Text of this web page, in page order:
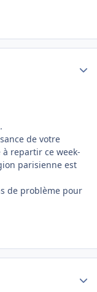
de votre
repartir ce week-
parisienne est
de problème pour